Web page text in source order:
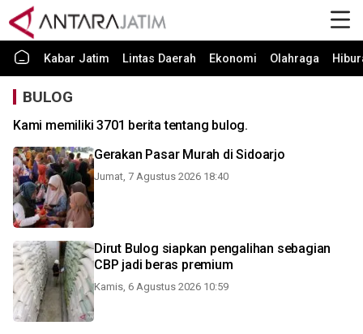
Kabar Jatim Lintas Daerah Ekonomi Olahraga
BULOG
Kami memiliki 3701 berita tentang bulog.
Gerakan Pasar Murah di Sidoarjo
Jumat, 7 Agustus 2026 18:40
Dirut Bulog siapkan pengalihan sebagian
CBP jadi beras premium
Kamis, 6 Agustus 2026 10:59